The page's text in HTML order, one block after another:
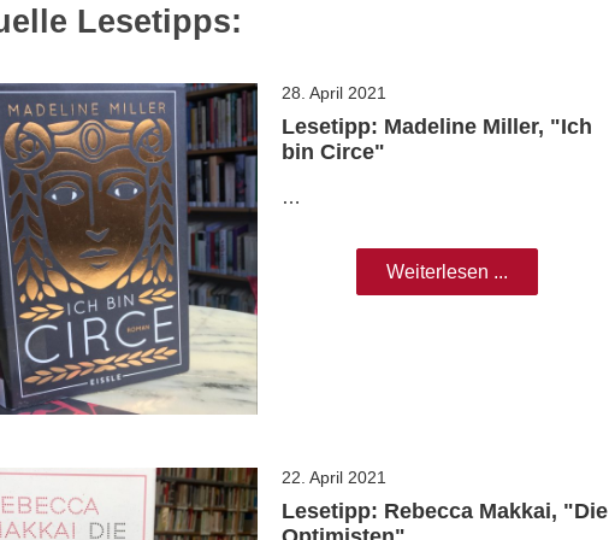
Lesetipps:
28. April 2021
Lesetipp: Madeline Miller, "Ich
bin Circe"
…
Weiterlesen ...
22. April 2021
Lesetipp: Rebecca Makkai, "Die